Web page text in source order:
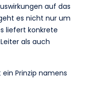
auf das
es nicht nur um
liefert konkrete
als auch
Prinzip namens